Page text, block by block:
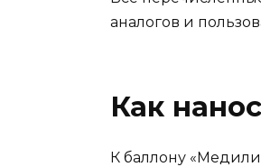
аналогов и
Как
К баллону